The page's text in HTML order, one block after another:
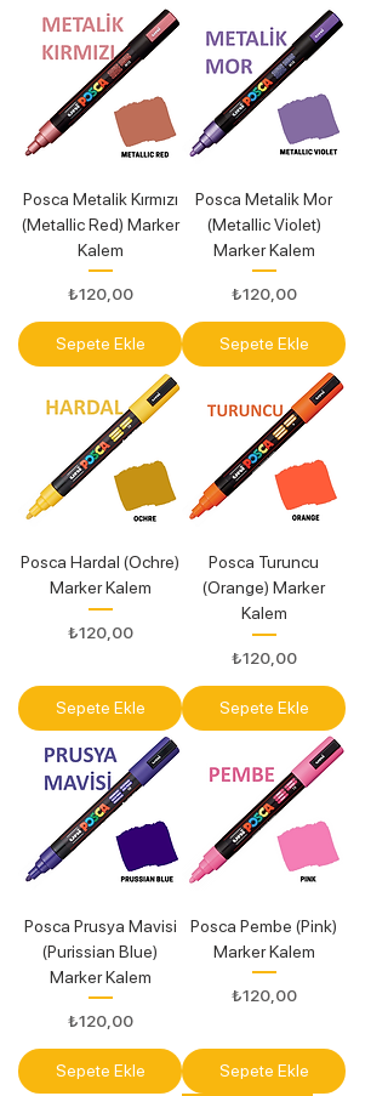
Posca Metalik Kırmızı
(Metallic Red) Marker
Kalem
Fiyat
₺120,00
Sepete Ekle
Posca Metalik Mor
(Metallic Violet)
Marker Kalem
Fiyat
₺120,00
Sepete Ekle
Posca Hardal (Ochre)
Marker Kalem
Fiyat
₺120,00
Sepete Ekle
Posca Turuncu
(Orange) Marker
Kalem
Fiyat
₺120,00
Sepete Ekle
Posca Prusya Mavisi
(Purissian Blue)
Marker Kalem
Fiyat
₺120,00
Sepete Ekle
Posca Pembe (Pink)
Marker Kalem
Fiyat
₺120,00
Sepete Ekle